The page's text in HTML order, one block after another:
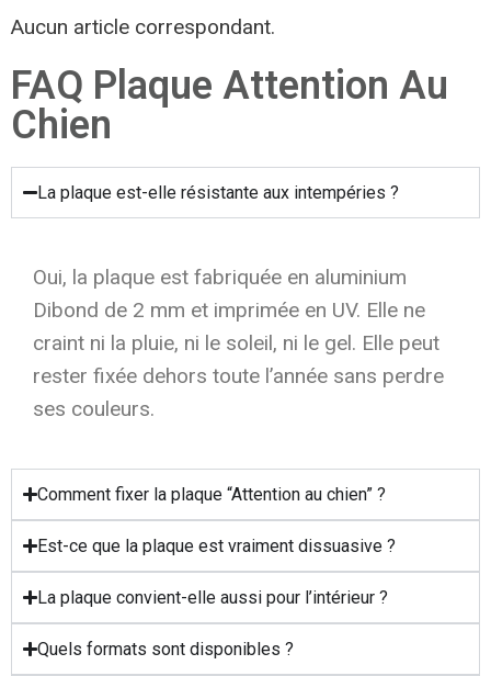
Aucun article correspondant.
FAQ Plaque Attention Au
Chien
La plaque est-elle résistante aux intempéries ?
Oui, la plaque est fabriquée en aluminium
Dibond de 2 mm et imprimée en UV. Elle ne
craint ni la pluie, ni le soleil, ni le gel. Elle peut
rester fixée dehors toute l’année sans perdre
ses couleurs.
Comment fixer la plaque “Attention au chien” ?
Est-ce que la plaque est vraiment dissuasive ?
La plaque convient-elle aussi pour l’intérieur ?
Quels formats sont disponibles ?